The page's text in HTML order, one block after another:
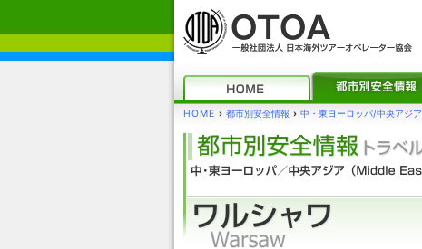
HOME › 都市別安全情報 › 中・東ヨーロッパ/中央アジア